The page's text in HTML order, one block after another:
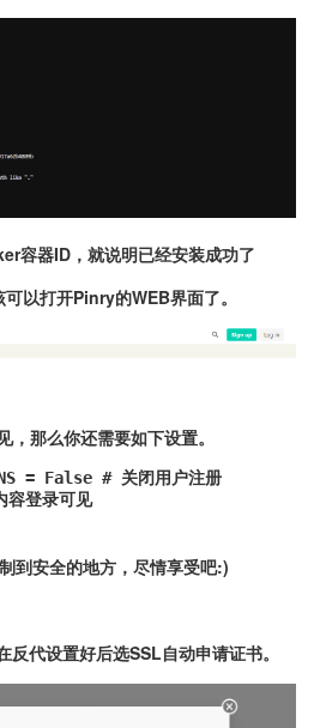
容器ID，就说明已经安装成功了
以打开Pinry的WEB界面了。
那么你还需要如下设置。
= False # 关闭用户注册
容登录可见
到安全的地方，尽情享受吧:)
代设置好后选SSL自动申请证书。